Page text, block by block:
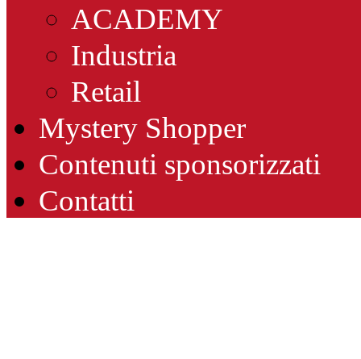
ACADEMY
Industria
Retail
Mystery Shopper
Contenuti sponsorizzati
Contatti